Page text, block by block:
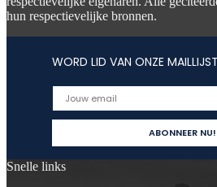
hun respectievelijke bronnen.
WORD LID VAN ONZE
Snelle links